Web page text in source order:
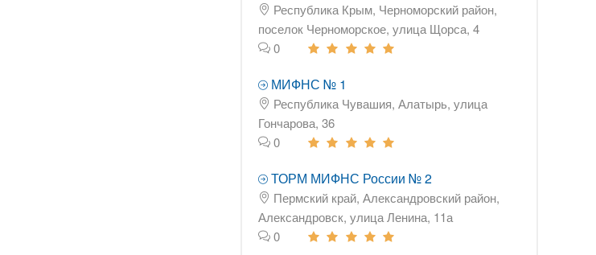
Республика Крым, Черноморский район,
поселок Черноморское, улица Щорса, 4
0
МИФНС № 1
Республика Чувашия, Алатырь, улица
Гончарова, 36
0
ТОРМ МИФНС России № 2
Пермский край, Александровский район,
Александровск, улица Ленина, 11а
0